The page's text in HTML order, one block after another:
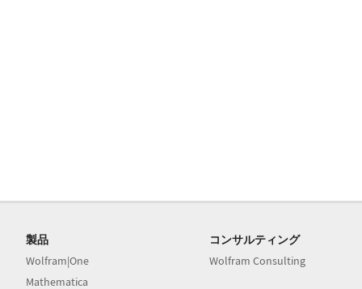
製品
Wolfram|One
Mathematica
コンサルティング
Wolfram Consulting